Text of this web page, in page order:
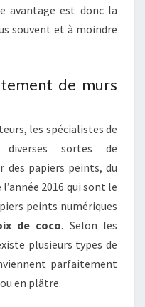
avantage est donc la
souvent et à moindre
de murs
les spécialistes de
sortes de
des papiers peints, du
2016 qui sont le
peints numériques
de coco. Selon les
plusieurs types de
parfaitement
en plâtre.